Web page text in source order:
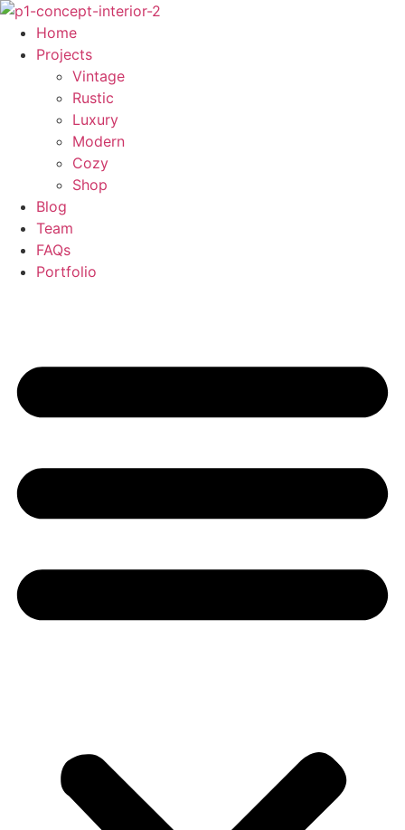
Skip
content
Home
Projects
Vintage
Rustic
Luxury
Modern
Cozy
Shop
Blog
Team
FAQs
Portfolio